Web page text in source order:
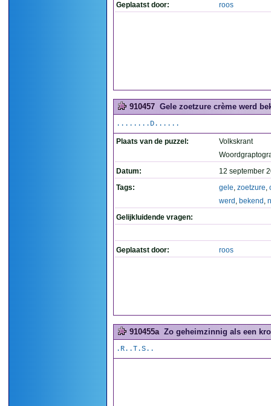
Geplaatst door: roos
910457 Gele zoetzure crème werd
........D......
Plaats van de puzzel:
Volkskrant
Datum:
12 september
Tags:
gele, zoetzure,
werd , bekend ,
Gelijkluidende vragen:
Geplaatst door: roos
910455a Zo geheimzinnig als een
.R..T.S..